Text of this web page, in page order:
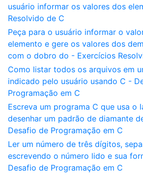
usuário informar os valores dos
Resolvido de C
Peça para o usuário informar o
elemento e gere os valores dos
com o dobro do - Exercícios
Como listar todos os arquivos em
indicado pelo usuário usando C -
Programação em C
Escreva um programa C que usa o
desenhar um padrão de diamante
Desafio de Programação em C
Ler um número de três dígitos,
escrevendo o número lido e sua
Desafio de Programação em C